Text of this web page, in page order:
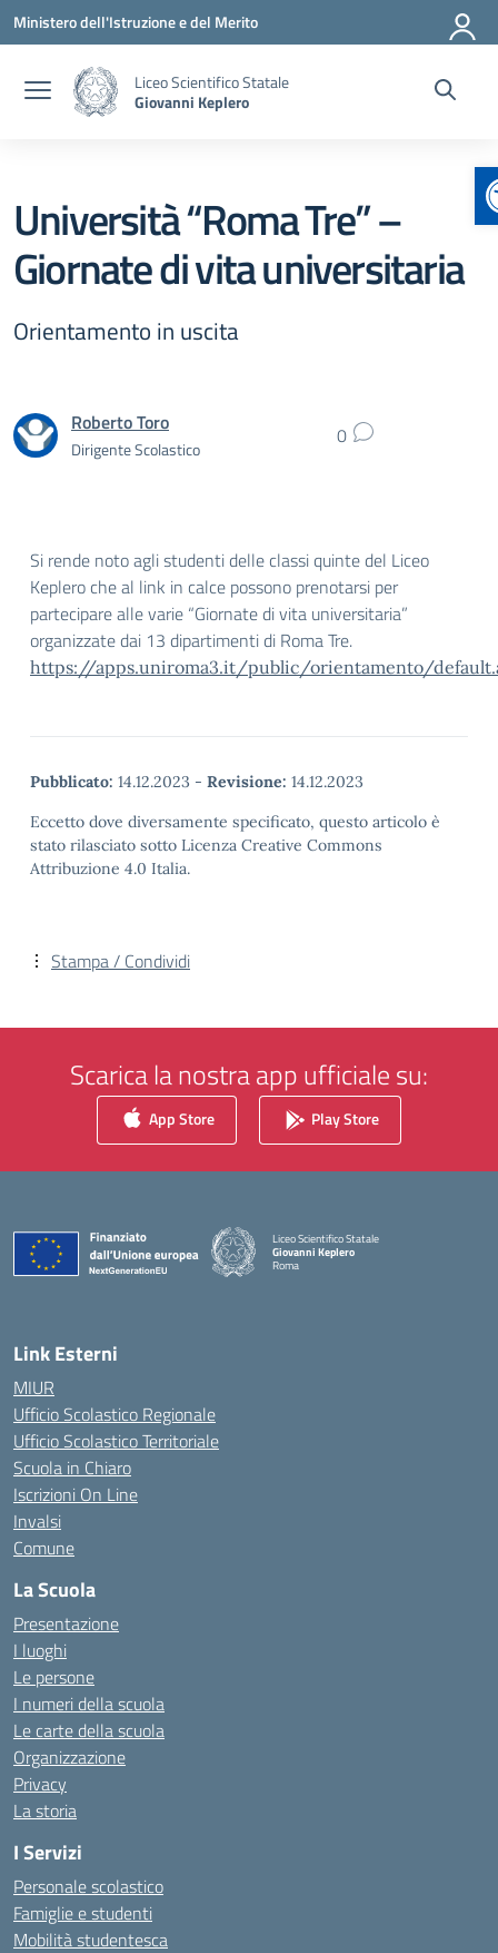
Vai ai contenuti
Vai al menu di navigazione
Vai al footer
Ministero dell'Istruzione e del Merito
Liceo Scientifico Statale
Giovanni Keplero
Università “Roma Tre” –
Giornate di vita universitaria
Orientamento in uscita
Roberto Toro
Dirigente Scolastico 0
Si rende noto agli studenti delle classi quinte del Liceo
Keplero che al link in calce possono prenotarsi per
partecipare alle varie “Giornate di vita universitaria”
organizzate dai 13 dipartimenti di Roma Tre.
https://apps.uniroma3.it/public/orientamento/
Pubblicato: 14.12.2023 - Revisione: 14.12.2023
Eccetto dove diversamente specificato, questo articolo è
stato rilasciato sotto Licenza Creative Commons
Attribuzione 4.0 Italia.
Stampa / Condividi
Scarica la nostra app ufficiale su:
App Store Play Store
Liceo Scientifico Statale
Giovanni Keplero
Roma
Link Esterni
MIUR
Ufficio Scolastico Regionale
Ufficio Scolastico Territoriale
Scuola in Chiaro
Iscrizioni On Line
Invalsi
Comune
La Scuola
Presentazione
I luoghi
Le persone
I numeri della scuola
Le carte della scuola
Organizzazione
Privacy
La storia
I Servizi
Personale scolastico
Famiglie e studenti
Mobilità studentesca